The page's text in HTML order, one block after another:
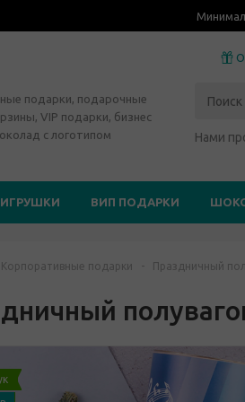
подарки, подарочные
VIP подарки, бизнес
с логотипом
Нами
ВИП ПОДАРКИ
Корпоративные подарки - Праздничный